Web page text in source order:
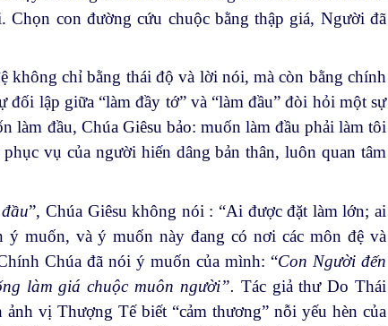
con đường cứu chuộc bằng thập giá, Người đã
không chỉ bằng thái độ và lời nói, mà còn bằng chính
đối lập giữa “làm đầy tớ” và “làm đầu” đòi hỏi một sự
làm đầu, Chúa Giêsu bảo: muốn làm đầu phải làm tôi
vụ của người hiến dâng bản thân, luôn quan tâm
”, Chúa Giêsu không nói : “Ai được đặt làm lớn; ai
ý muốn, và ý muốn này đang có nơi các môn đệ và
Chúa đã nói ý muốn của mình: “Con Người đến
làm giá chuộc muôn người”. Tác giả thư Do Thái
vị Thượng Tế biết “cảm thương” nỗi yếu hèn của